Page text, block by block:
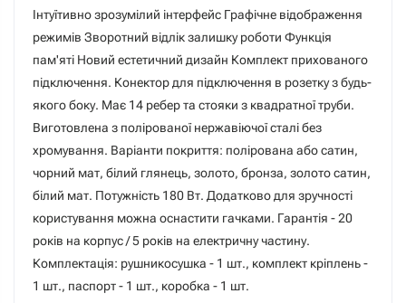
Інтуїтивно зрозумілий інтерфейс Графічне відображення
режимів Зворотний відлік залишку роботи Функція
пам'яті Новий естетичний дизайн Комплект прихованого
підключення. Конектор для підключення в розетку з будь-
якого боку. Має 14 ребер та стояки з квадратної труби.
Виготовлена з полірованої нержавіючої сталі без
хромування. Варіанти покриття: полірована або сатин,
чорний мат, білий глянець, золото, бронза, золото сатин,
білий мат. Потужність 180 Вт. Додатково для зручності
користування можна оснастити гачками. Гарантія - 20
років на корпус / 5 років на електричну частину.
Комплектація: рушникосушка - 1 шт., комплект кріплень -
1 шт., паспорт - 1 шт., коробка - 1 шт.